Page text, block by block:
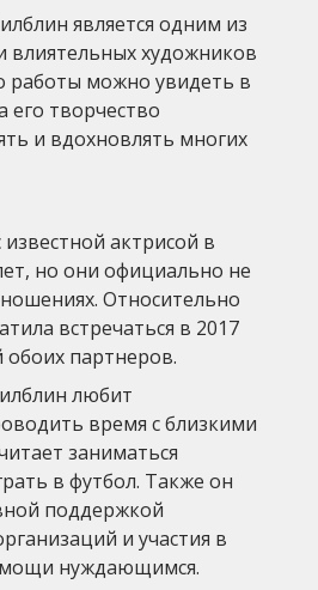
является одним из
влиятельных художников
работы можно увидеть в
его творчество
и вдохновлять многих
актрисой в
но они официально не
Относительно
встречаться в 2017
обоих партнеров.
любит
время с близкими
заниматься
в футбол. Также он
поддержкой
и участия в
нуждающимся.